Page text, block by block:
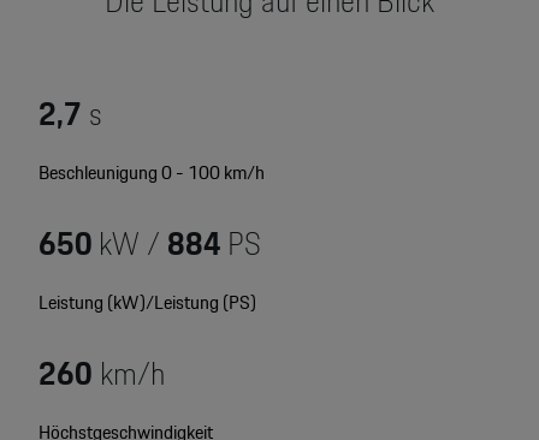
Motorsport & Events
Wir über uns
Newsletter
Porsche Shop
Mein Porsche Account
YouTube Channel
Porsche Poster Designer
2,7s
Beschleunigung 0 - 100 km/h
650kW /884PS
Leistung (kW)/Leistung (PS)
260 km/h
Höchstgeschwindigkeit